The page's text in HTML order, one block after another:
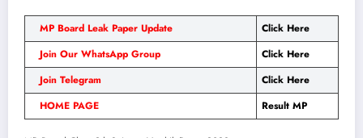
MP Board Leak Paper Update
Click Here
Join Our WhatsApp Group
Click Here
Join Telegram
Click Here
HOME PAGE
Result MP